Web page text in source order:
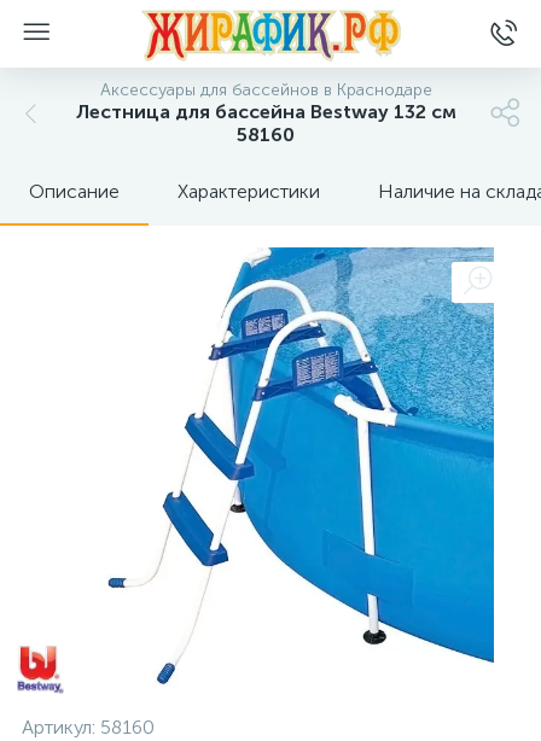
Аксессуары для бассейнов в Краснодаре
Лестница для бассейна Bestway 132 см
58160
Описание Характеристики Наличие на
Артикул: 58160